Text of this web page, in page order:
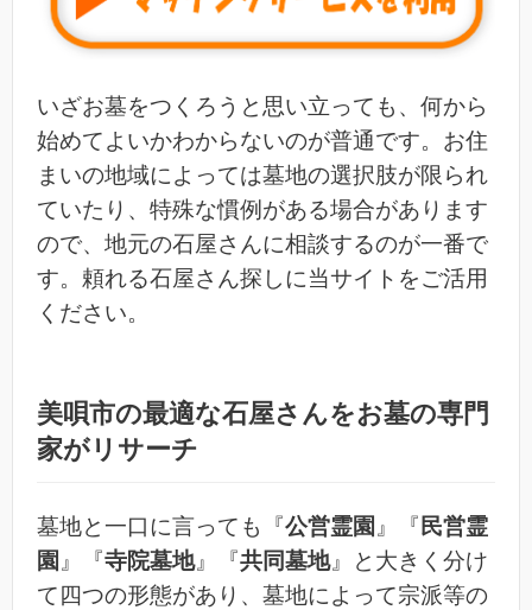
いざお墓をつくろうと思い立っても、何から
始めてよいかわからないのが普通です。お住
まいの地域によっては墓地の選択肢が限られ
ていたり、特殊な慣例がある場合があります
ので、地元の石屋さんに相談するのが一番で
す。頼れる石屋さん探しに当サイトをご活用
ください。
美唄市の最適な石屋さんをお墓の専門
家がリサーチ
墓地と一口に言っても『公営霊園 』『 民営霊
園 』『寺院墓地』『共同墓地』と大きく分け
て四つの形態があり、墓地によって宗派等の